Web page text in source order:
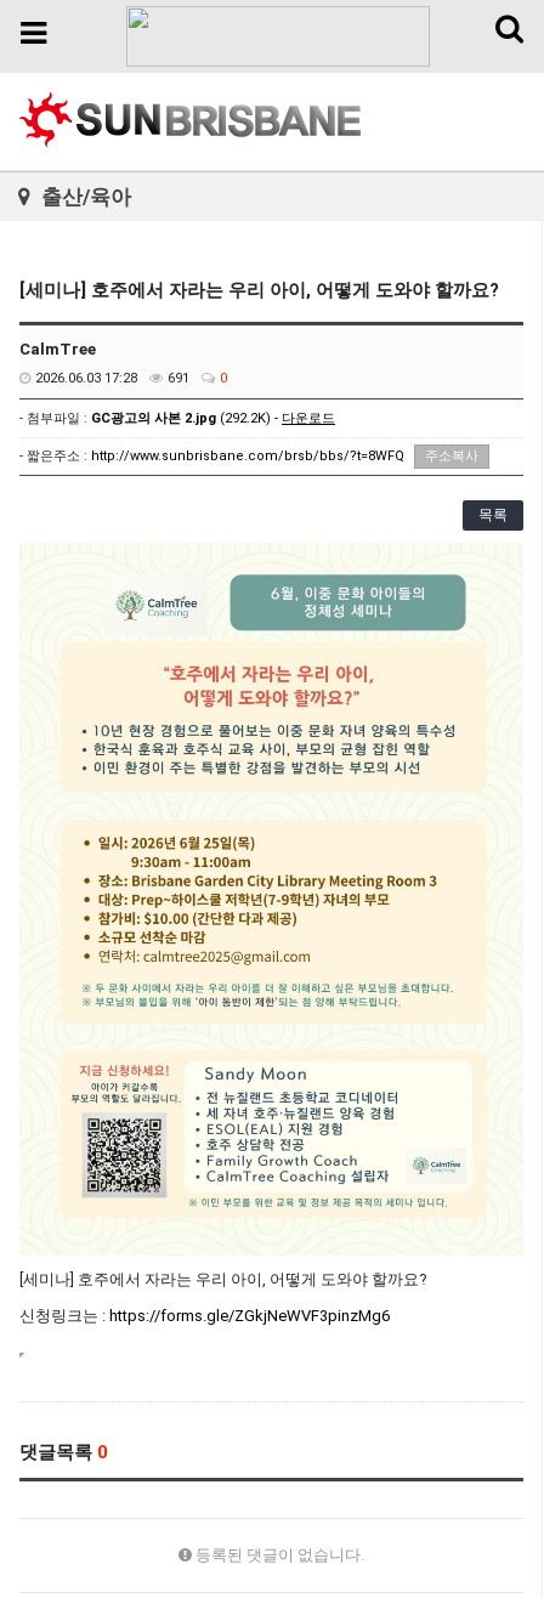
Toggle
Toggle
출산/육아
[세미나] 호주에서 자라는 우리 아이, 어떻게 도와야 할까요?
CalmTree
2026.06.03 17:28 691 0
- 첨부파일 : GC광고의 사본 2.jpg (292.2K) - 다운로드
- 짧은주소 : http://www.sunbrisbane.com/brsb/bbs/?t=8WFQ 주소복사
목록
[세미나] 호주에서 자라는 우리 아이, 어떻게 도와야 할까요?
신청링크는 : https://forms.gle/ZGkjNeWVF3pinzMg6
댓글목록 0
등록된 댓글이 없습니다.